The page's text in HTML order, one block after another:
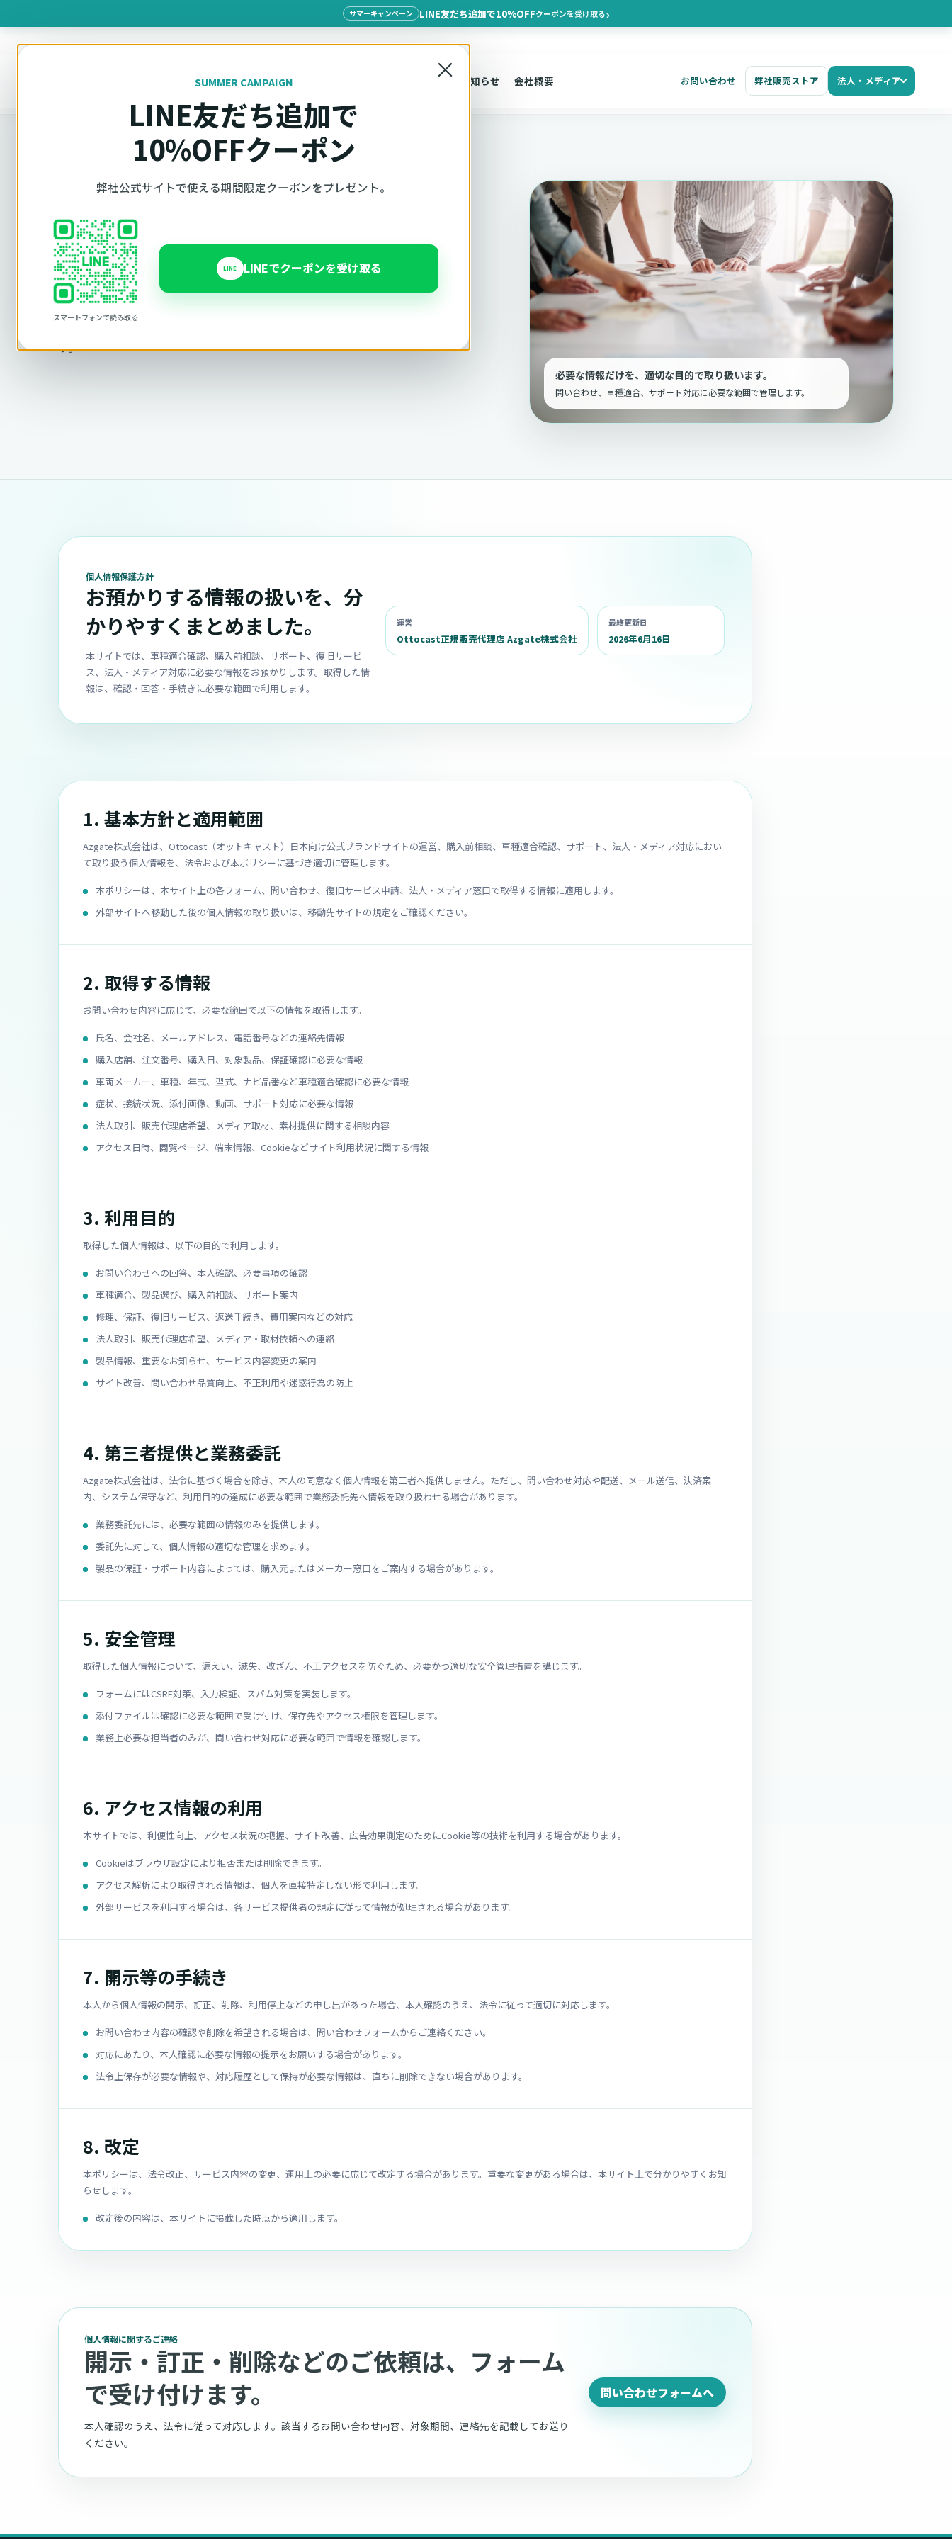
サマーキャンペーン LINE友だち追加で10%OFFクーポンを受け取る
×
SUMMER CAMPAIGN
LINE友だち追加で
10%OFFクーポン
弊社公式サイトで使える期間限定クーポンをプレゼント。
スマートフォンで読み取る
LINE LINEでクーポンを受け取る
製品を探す サポート お知らせ 会社概要 お問い合わせ 弊社販売ストア
法人・メディア
個人情報保護方針
プライバシーポリシー
お問い合わせや取引先相談で取得する情報の取り扱い方針を掲載しま
す。
必要な情報だけを、適切な目的で取り扱います。
問い合わせ、車種適合、サポート対応に必要な範囲で管理します。
個人情報保護方針
お預かりする情報の扱いを、分
かりやすくまとめました。
本サイトでは、車種適合確認、購入前相談、サポート、復旧サービ
ス、法人・メディア対応に必要な情報をお預かりします。取得した情
報は、確認・回答・手続きに必要な範囲で利用します。
運営
Ottocast正規販売代理店 Azgate株式会社
最終更新日
2026年6月16日
1. 基本方針と適用範囲
Azgate株式会社は、Ottocast（オットキャスト）日本向け公式ブランドサイトの運営、購入前相談、車種適合確認、サポート、法人・メディア対応におい
て取り扱う個人情報を、法令および本ポリシーに基づき適切に管理します。
本ポリシーは、本サイト上の各フォーム、問い合わせ、復旧サービス申請、法人・メディア窓口で取得する情報に適用します。
外部サイトへ移動した後の個人情報の取り扱いは、移動先サイトの規定をご確認ください。
2. 取得する情報
お問い合わせ内容に応じて、必要な範囲で以下の情報を取得します。
氏名、会社名、メールアドレス、電話番号などの連絡先情報
購入店舗、注文番号、購入日、対象製品、保証確認に必要な情報
車両メーカー、車種、年式、型式、ナビ品番など車種適合確認に必要な情報
症状、接続状況、添付画像、動画、サポート対応に必要な情報
法人取引、販売代理店希望、メディア取材、素材提供に関する相談内容
アクセス日時、閲覧ページ、端末情報、Cookieなどサイト利用状況に関する情報
3. 利用目的
取得した個人情報は、以下の目的で利用します。
お問い合わせへの回答、本人確認、必要事項の確認
車種適合、製品選び、購入前相談、サポート案内
修理、保証、復旧サービス、返送手続き、費用案内などの対応
法人取引、販売代理店希望、メディア・取材依頼への連絡
製品情報、重要なお知らせ、サービス内容変更の案内
サイト改善、問い合わせ品質向上、不正利用や迷惑行為の防止
4. 第三者提供と業務委託
Azgate株式会社は、法令に基づく場合を除き、本人の同意なく個人情報を第三者へ提供しません。ただし、問い合わせ対応や配送、メール送信、決済案
内、システム保守など、利用目的の達成に必要な範囲で業務委託先へ情報を取り扱わせる場合があります。
業務委託先には、必要な範囲の情報のみを提供します。
委託先に対して、個人情報の適切な管理を求めます。
製品の保証・サポート内容によっては、購入元またはメーカー窓口をご案内する場合があります。
5. 安全管理
取得した個人情報について、漏えい、滅失、改ざん、不正アクセスを防ぐため、必要かつ適切な安全管理措置を講じます。
フォームにはCSRF対策、入力検証、スパム対策を実装します。
添付ファイルは確認に必要な範囲で受け付け、保存先やアクセス権限を管理します。
業務上必要な担当者のみが、問い合わせ対応に必要な範囲で情報を確認します。
6. アクセス情報の利用
本サイトでは、利便性向上、アクセス状況の把握、サイト改善、広告効果測定のためにCookie等の技術を利用する場合があります。
Cookieはブラウザ設定により拒否または削除できます。
アクセス解析により取得される情報は、個人を直接特定しない形で利用します。
外部サービスを利用する場合は、各サービス提供者の規定に従って情報が処理される場合があります。
7. 開示等の手続き
本人から個人情報の開示、訂正、削除、利用停止などの申し出があった場合、本人確認のうえ、法令に従って適切に対応します。
お問い合わせ内容の確認や削除を希望される場合は、問い合わせフォームからご連絡ください。
対応にあたり、本人確認に必要な情報の提示をお願いする場合があります。
法令上保存が必要な情報や、対応履歴として保持が必要な情報は、直ちに削除できない場合があります。
8. 改定
本ポリシーは、法令改正、サービス内容の変更、運用上の必要に応じて改定する場合があります。重要な変更がある場合は、本サイト上で分かりやすくお知
らせします。
改定後の内容は、本サイトに掲載した時点から適用します。
個人情報に関するご連絡
開示・訂正・削除などのご依頼は、フォーム
で受け付けます。
本人確認のうえ、法令に従って対応します。該当するお問い合わせ内容、対象期間、連絡先を記載してお送り
ください。
問い合わせフォームへ